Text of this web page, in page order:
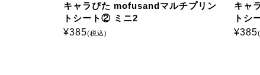
キャラぴた mofusandマルチプリン
トシート② ミニ2
¥385(税込)
キャ
トシ
¥385